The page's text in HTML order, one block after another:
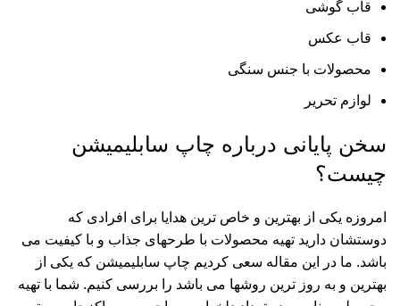
قاب گوشی
قاب عکس
محصولات با جنس سنگی
لوازم تحریر
سخن پایانی درباره چاپ سابلیمیشن
چیست؟
امروزه یکی از بهترین و خاص ترین هدایا برای افرادی که
دوستشان دارید تهیه محصولات با طرحهای جذاب و با کیفیت می
باشد. ما در این مقاله سعی کردیم چاپ سابلیمیشن که یکی از
بهترین و به روز ترین روشها می باشد را بررسی کنیم. شما با تهیه